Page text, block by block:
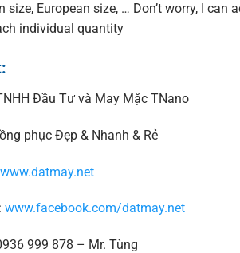
size, European size, … Don’t worry, I
individual quantity
Đầu Tư và May Mặc TNano
phục Đẹp & Nhanh & Rẻ
www.datmay.net
www.facebook.com/datmay.net
999 878 – Mr. Tùng